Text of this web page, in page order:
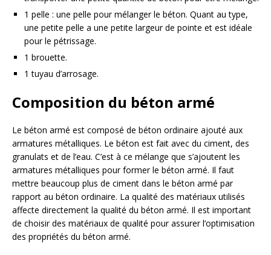
1 pelle : une pelle pour mélanger le béton. Quant au type,
une petite pelle a une petite largeur de pointe et est idéale
pour le pétrissage.
1 brouette.
1 tuyau d’arrosage.
Composition du béton armé
Le béton armé est composé de béton ordinaire ajouté aux
armatures métalliques. Le béton est fait avec du ciment, des
granulats et de l’eau. C’est à ce mélange que s’ajoutent les
armatures métalliques pour former le béton armé. Il faut
mettre beaucoup plus de ciment dans le béton armé par
rapport au béton ordinaire. La qualité des matériaux utilisés
affecte directement la qualité du béton armé. Il est important
de choisir des matériaux de qualité pour assurer l’optimisation
des propriétés du béton armé.